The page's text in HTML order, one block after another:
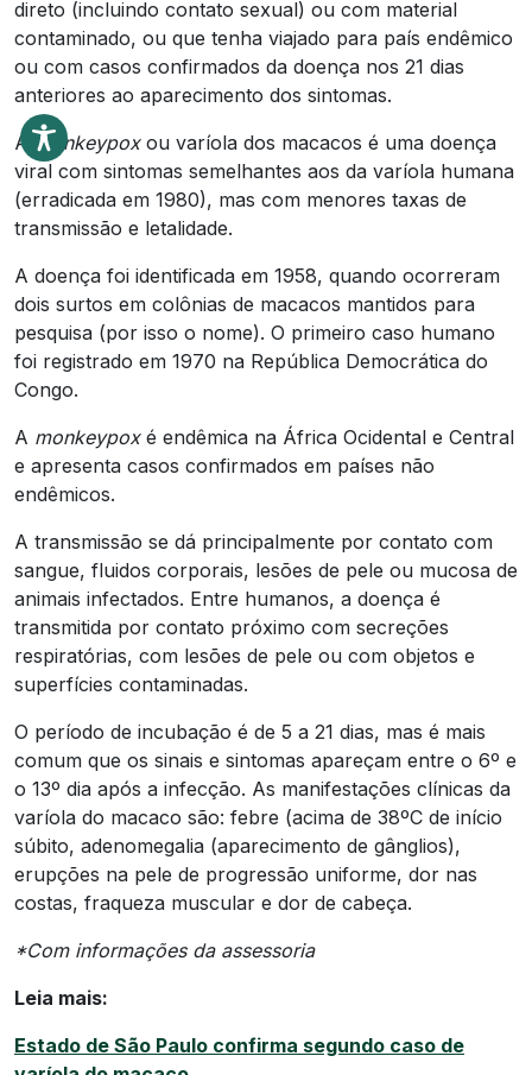
direto (incluindo contato sexual) ou com material
contaminado, ou que tenha viajado para país endêmico
ou com casos confirmados da doença nos 21 dias
anteriores ao aparecimento dos sintomas.
A monkeypoxou varíola dos macacos é uma doença
viral com sintomas semelhantes aos da varíola humana
(erradicada em 1980), mas com menores taxas de
transmissão e letalidade.
A doença foi identificada em 1958, quando ocorreram
dois surtos em colônias de macacos mantidos para
pesquisa (por isso o nome). O primeiro caso humano
foi registrado em 1970 na República Democrática do
Congo.
A monkeypox é endêmica na África Ocidental e Central
e apresenta casos confirmados em países não
endêmicos.
A transmissão se dá principalmente por contato com
sangue, fluidos corporais, lesões de pele ou mucosa de
animais infectados. Entre humanos, a doença é
transmitida por contato próximo com secreções
respiratórias, com lesões de pele ou com objetos e
superfícies contaminadas.
O período de incubação é de 5 a 21 dias, mas é mais
comum que os sinais e sintomas apareçam entre o 6º e
o 13º dia após a infecção. As manifestações clínicas da
varíola do macaco são: febre (acima de 38ºC de início
súbito, adenomegalia (aparecimento de gânglios),
erupções na pele de progressão uniforme, dor nas
costas, fraqueza muscular e dor de cabeça.
*Com informações da assessoria
Leia mais:
Estado de São Paulo confirma segundo caso de